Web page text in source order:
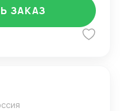
документами
ЗАКАЗ